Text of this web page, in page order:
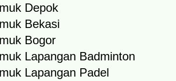
Depok
Bekasi
Bogor
Lapangan Badminton
Lapangan Padel